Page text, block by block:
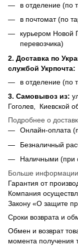
в отделение (по
в почтомат (по
курьером Новой
перевозчика)
2. Доставка по
службой Укрпочта:
в отделение (по
3. Самовывоз из:
Гоголев, Киевской
Подробнее о
Онлайн-оплата
Безналичный
Наличными (при
Больше информации
Гарантия от
Компания
Закону «О защите
Сроки возврата и
Обмен и возврат
момента получения